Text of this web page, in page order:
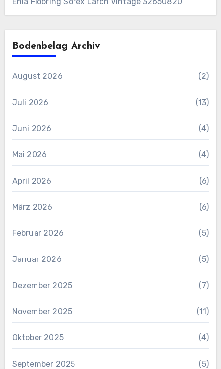
Bodenbelag Archiv
August 2026 (2)
Juli 2026 (13)
Juni 2026 (4)
Mai 2026 (4)
April 2026 (6)
März 2026 (6)
Februar 2026 (5)
Januar 2026 (5)
Dezember 2025 (7)
November 2025 (11)
Oktober 2025 (4)
September 2025 (5)